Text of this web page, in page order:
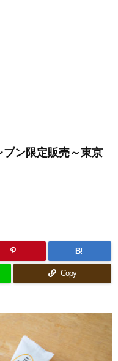
ン限定販売～東京
B!
Copy